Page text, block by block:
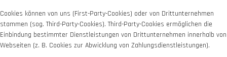
Cookies können von uns (First-Party-Cookies) oder von Drittunternehmen
stammen (sog. Third-Party-Cookies). Third-Party-Cookies ermöglichen die
Einbindung bestimmter Dienstleistungen von Drittunternehmen innerhalb von
Webseiten (z. B. Cookies zur Abwicklung von Zahlungsdienstleistungen).